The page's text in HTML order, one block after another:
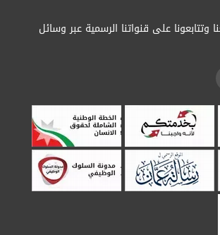
وتتابعونا على قنواتنا الرسمية عبر وسائل